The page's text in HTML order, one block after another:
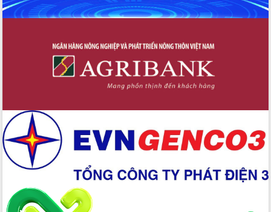
Hội nghị Báo cáo viên Trung ương
tháng 01/2026
cao kết quả Chiến dịch Quang Trung
Hội nghị Ban Chấp hành Đảng bộ tỉnh
nhanh tiến độ Tuyến đường bộ ven
biển
Gỡ khó, khởi công xây dựng, sửa chữa
toàn bộ nhà ở cho hộ dân đúng tiến độ
đề ra
UBND tỉnh Đắk Lắk tổng kết công tác
quốc phòng, quân sự địa phương năm
2025